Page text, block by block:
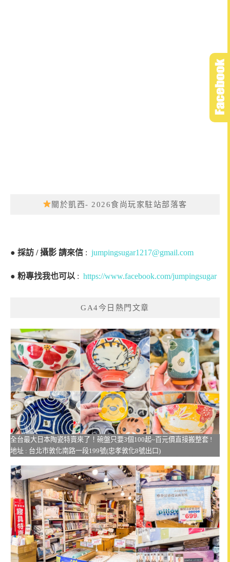
關於凱西- 2026食尚玩家駐站部落客
● 採訪 / 攝影 請來信 : jumpingsugar1217@gmail.com
● 粉專找我也可以 : https://www.facebook.com/jumpingsugar
GA4今日熱門文章
全台最大日本陶瓷特賣來了！碗盤只要3個100起~百元價直接搬整套 !
地址 : 台北市敦化南路一段199號(忠孝敦化8號出口)